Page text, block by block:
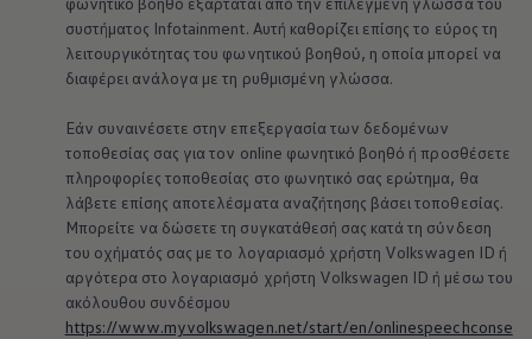
συστήματος Infotainment. Αυτή καθορίζει επίσης το εύρος τη
λειτουργικότητας του φωνητικού βοηθού, η οποία μπορεί να
διαφέρει ανάλογα με τη ρυθμισμένη γλώσσα.
Εάν συναινέσετε στην επεξεργασία των δεδομένων
τοποθεσίας σας για τον online φωνητικό βοηθό ή προσθέσετε
πληροφορίες τοποθεσίας στο φωνητικό σας ερώτημα, θα
λάβετε επίσης αποτελέσματα αναζήτησης βάσει τοποθεσίας.
Μπορείτε να δώσετε τη συγκατάθεσή σας κατά τη σύνδεση
του οχήματός σας με το λογαριασμό χρήστη Volkswagen ID ή
αργότερα στο λογαριασμό χρήστη Volkswagen ID ή μέσω του
ακόλουθου συνδέσμου
https://www.myvolkswagen.net/start/en/onlinespeechconse